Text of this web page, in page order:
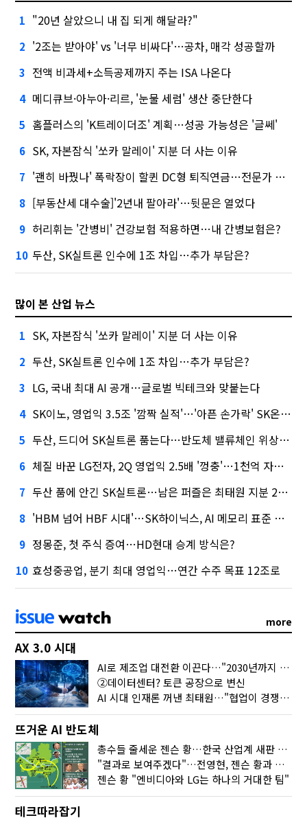
1 "20년 살았으니 내 집 되게 해달라?"
2 '2조는 받아야' vs '너무 비싸다'…공차, 매각 성공할까
3 전액 비과세+소득공제까지 주는 ISA 나온다
4 메디큐브·아누아·리르, '눈물 세럼' 생산 중단한다
5 홈플러스의 'K트레이더조' 계획…성공 가능성은 '글쎄'
6 SK, 자본잠식 '쏘카 말레이' 지분 더 사는 이유
7 '괜히 바꿨나' 폭락장이 할퀸 DC형 퇴직연금…전문가 조언은
8 [부동산세 대수술]'2년내 팔아라'…뒷문은 열었다
9 허리휘는 '간병비' 건강보험 적용하면…내 간병보험은?
10 두산, SK실트론 인수에 1조 차입…추가 부담은?
많이 본 산업 뉴스
1 SK, 자본잠식 '쏘카 말레이' 지분 더 사는 이유
2 두산, SK실트론 인수에 1조 차입…추가 부담은?
3 LG, 국내 최대 AI 공개…글로벌 빅테크와 맞붙는다
4 SK이노, 영업익 3.5조 '깜짝 실적'…'아픈 손가락' SK온의 반전
5 두산, 드디어 SK실트론 품는다…반도체 밸류체인 위상 강화
6 체질 바꾼 LG전자, 2Q 영업익 2.5배 '껑충'…1천억 자사주 태운다
7 두산 품에 안긴 SK실트론…남은 퍼즐은 최태원 지분 29.4%
8 'HBM 넘어 HBF 시대'…SK하이닉스, AI 메모리 표준 선점 나섰다
9 정몽준, 첫 주식 증여…HD현대 승계 방식은?
10 효성중공업, 분기 최대 영업익…연간 수주 목표 12조로
more
AX 3.0 시대
AI로 제조업 대전환 이끈다…"2030년까지 민관합동 20조 투자"
②데이터센터? 토큰 공장으로 변신
AI 시대 인재론 꺼낸 최태원…"협업이 경쟁력"
뜨거운 AI 반도체
총수들 줄세운 젠슨 황…한국 산업계 새판 짰다
"결과로 보여주겠다"…전영현, 젠슨 황과 HBM5 논의
젠슨 황 "엔비디아와 LG는 하나의 거대한 팀"
테크따라잡기